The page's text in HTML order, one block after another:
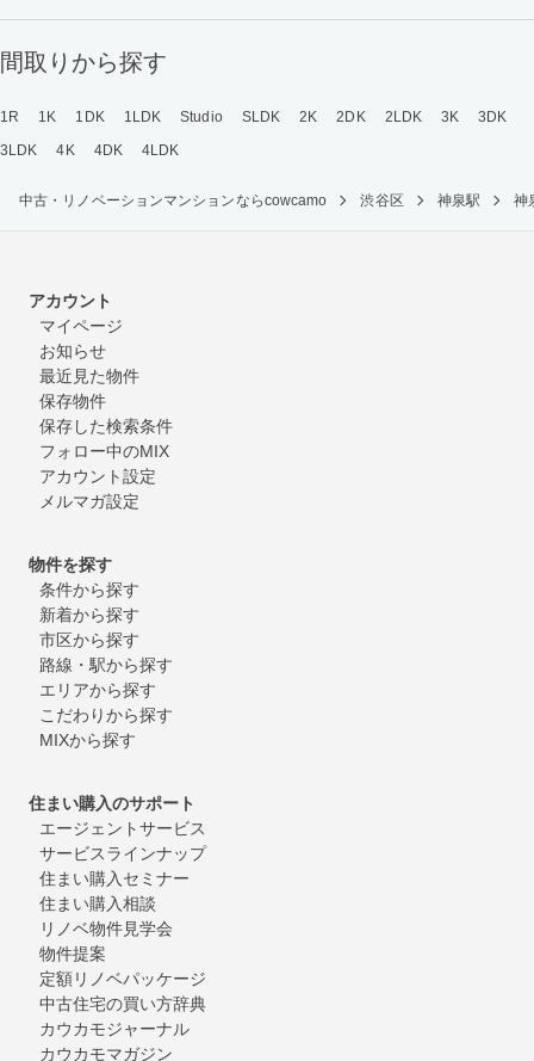
間取りから探す
1R 1K 1DK 1LDK Studio SLDK 2K 2DK 2LDK 3K
3DK
3LDK
4K 4DK 4LDK
中古・リノベーションマンションならcowcamo 渋谷区 神泉駅 神
アカウント
マイページ
お知らせ
最近見た物件
保存物件
保存した検索条件
フォロー中のMIX
アカウント設定
メルマガ設定
物件を探す
条件から探す
新着から探す
市区から探す
路線・駅から探す
エリアから探す
こだわりから探す
MIXから探す
住まい購入のサポート
エージェントサービス
サービスラインナップ
住まい購入セミナー
住まい購入相談
リノベ物件見学会
物件提案
定額リノベパッケージ
中古住宅の買い方辞典
カウカモジャーナル
カウカモマガジン